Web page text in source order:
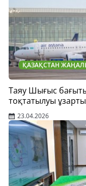
ҚАЗАҚСТАН
Таяу Шығыс
тоқтатылуы
23.04.2026